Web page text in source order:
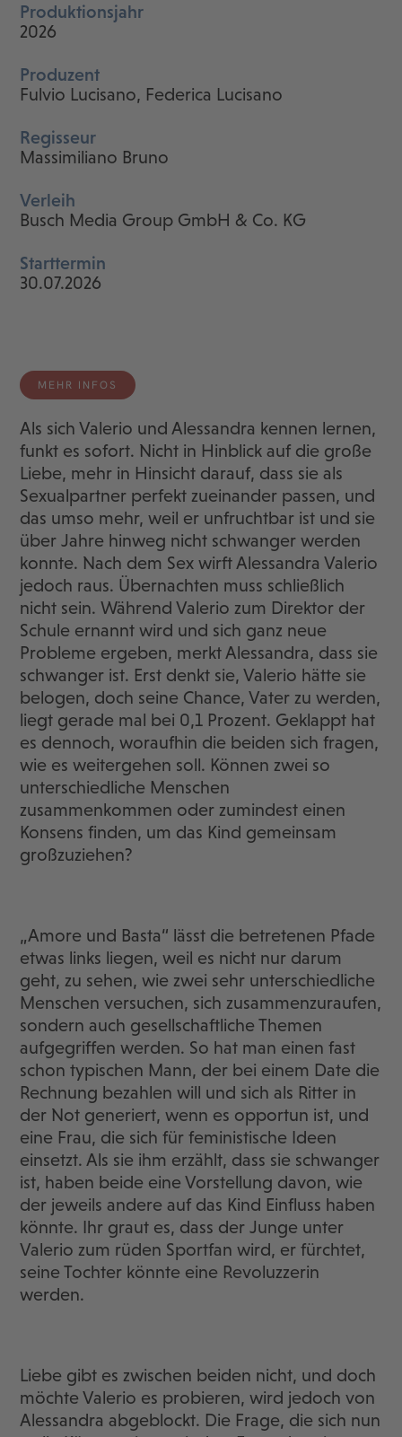
Produktionsjahr
2026
Produzent
Fulvio Lucisano, Federica Lucisano
Regisseur
Massimiliano Bruno
Verleih
Busch Media Group GmbH & Co. KG
Starttermin
30.07.2026
MEHR INFOS
Als sich Valerio und Alessandra kennen lernen,
funkt es sofort. Nicht in Hinblick auf die große
Liebe, mehr in Hinsicht darauf, dass sie als
Sexualpartner perfekt zueinander passen, und
das umso mehr, weil er unfruchtbar ist und sie
über Jahre hinweg nicht schwanger werden
konnte. Nach dem Sex wirft Alessandra Valerio
jedoch raus. Übernachten muss schließlich
nicht sein. Während Valerio zum Direktor der
Schule ernannt wird und sich ganz neue
Probleme ergeben, merkt Alessandra, dass sie
schwanger ist. Erst denkt sie, Valerio hätte sie
belogen, doch seine Chance, Vater zu werden,
liegt gerade mal bei 0,1 Prozent. Geklappt hat
es dennoch, woraufhin die beiden sich fragen,
wie es weitergehen soll. Können zwei so
unterschiedliche Menschen
zusammenkommen oder zumindest einen
Konsens finden, um das Kind gemeinsam
großzuziehen?
„Amore und Basta“ lässt die betretenen Pfade
etwas links liegen, weil es nicht nur darum
geht, zu sehen, wie zwei sehr unterschiedliche
Menschen versuchen, sich zusammenzuraufen,
sondern auch gesellschaftliche Themen
aufgegriffen werden. So hat man einen fast
schon typischen Mann, der bei einem Date die
Rechnung bezahlen will und sich als Ritter in
der Not generiert, wenn es opportun ist, und
eine Frau, die sich für feministische Ideen
einsetzt. Als sie ihm erzählt, dass sie schwanger
ist, haben beide eine Vorstellung davon, wie
der jeweils andere auf das Kind Einfluss haben
könnte. Ihr graut es, dass der Junge unter
Valerio zum rüden Sportfan wird, er fürchtet,
seine Tochter könnte eine Revoluzzerin
werden.
Liebe gibt es zwischen beiden nicht, und doch
möchte Valerio es probieren, wird jedoch von
Alessandra abgeblockt. Die Frage, die sich nun